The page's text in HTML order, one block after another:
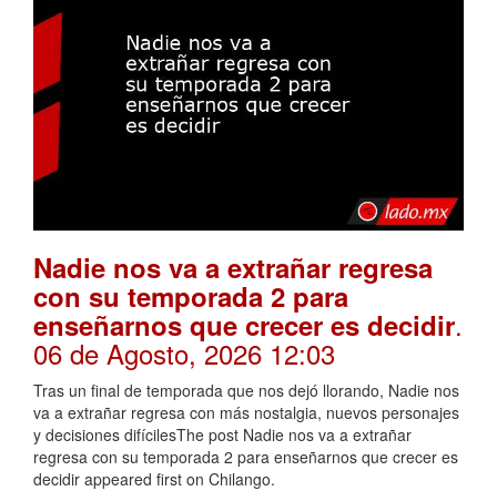
Nadie nos va a extrañar regresa
con su temporada 2 para
enseñarnos que crecer es decidir.
06 de Agosto, 2026 12:03
Tras un final de temporada que nos dejó llorando, Nadie nos
va a extrañar regresa con más nostalgia, nuevos personajes
y decisiones difícilesThe post Nadie nos va a extrañar
regresa con su temporada 2 para enseñarnos que crecer es
decidir appeared first on Chilango.